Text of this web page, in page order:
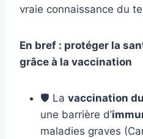
vraie connaissance du
En bref : protéger la
grâce à la vaccination
🛡️ La vaccination
une barrière d’
maladies graves